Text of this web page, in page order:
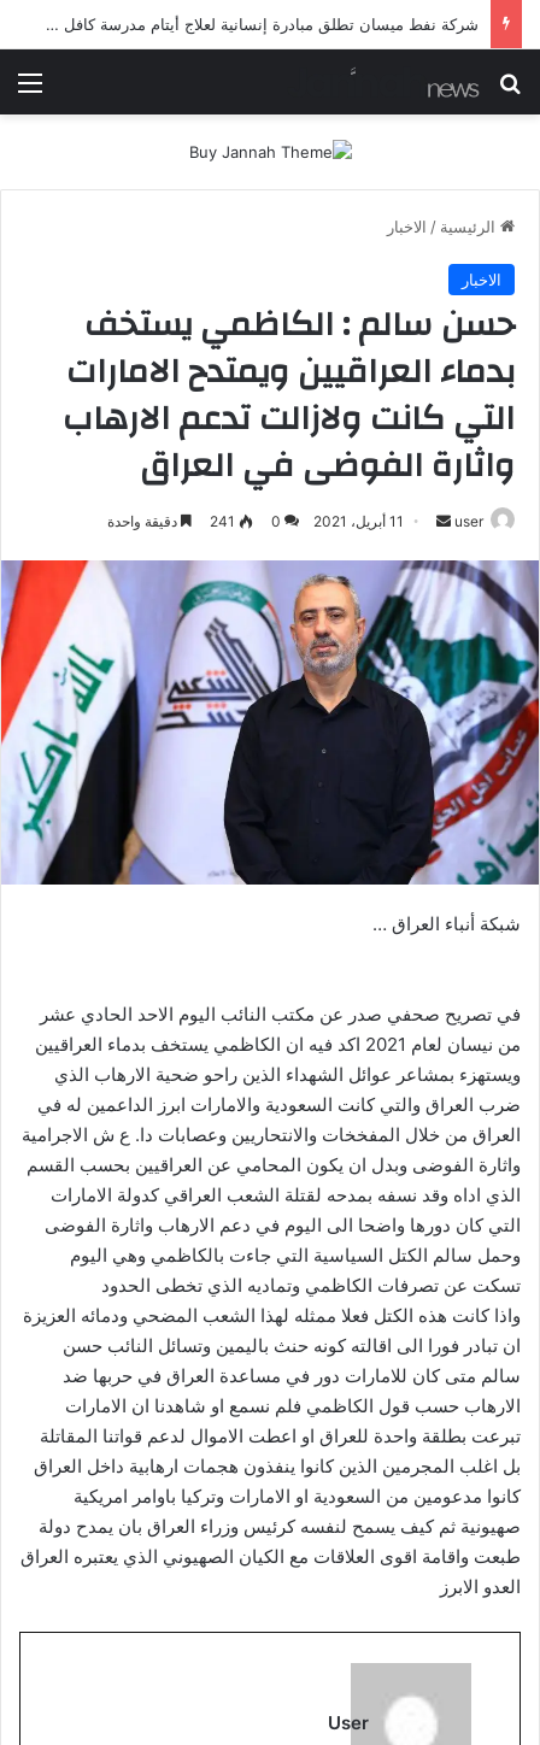
شرطة ميسان تلقي القبض على مطلقي العيارات النارية أثناء تشييع جنائزي في العمارة
بحث عن
الرئيسية / الاخبار
الاخبار
حسن سالم : الكاظمي يستخف
بدماء العراقيين ويمتدح الامارات
التي كانت ولازالت تدعم الارهاب
واثارة الفوضى في العراق
user
أرسل
إلكترونيا
11 أبريل، 2021 0
241 دقيقة واحدة
شبكة أنباء العراق …
في تصريح صحفي صدر عن مكتب النائب اليوم الاحد الحادي عشر
من نيسان لعام 2021 اكد فيه ان الكاظمي يستخف بدماء العراقيين
ويستهزء بمشاعر عوائل الشهداء الذين راحو ضحية الارهاب الذي
ضرب العراق والتي كانت السعودية والامارات ابرز الداعمين له في
العراق من خلال المفخخات والانتحاريين وعصابات دا. ع ش الاجرامية
واثارة الفوضى وبدل ان يكون المحامي عن العراقيين بحسب القسم
الذي اداه وقد نسفه بمدحه لقتلة الشعب العراقي كدولة الامارات
التي كان دورها واضحا الى اليوم في دعم الارهاب واثارة الفوضى
وحمل سالم الكتل السياسية التي جاءت بالكاظمي وهي اليوم
تسكت عن تصرفات الكاظمي وتماديه الذي تخطى الحدود
واذا كانت هذه الكتل فعلا ممثله لهذا الشعب المضحي ودمائه العزيزة
ان تبادر فورا الى اقالته كونه حنث باليمين وتسائل النائب حسن
سالم متى كان للامارات دور في مساعدة العراق في حربها ضد
الارهاب حسب قول الكاظمي فلم نسمع او شاهدنا ان الامارات
تبرعت بطلقة واحدة للعراق او اعطت الاموال لدعم قواتنا المقاتلة
بل اغلب المجرمين الذين كانوا ينفذون هجمات ارهابية داخل العراق
كانوا مدعومين من السعودية او الامارات وتركيا باوامر امريكية
صهيونية ثم كيف يسمح لنفسه كرئيس وزراء العراق بان يمدح دولة
طبعت واقامة اقوى العلاقات مع الكيان الصهيوني الذي يعتبره العراق
العدو الابرز
User